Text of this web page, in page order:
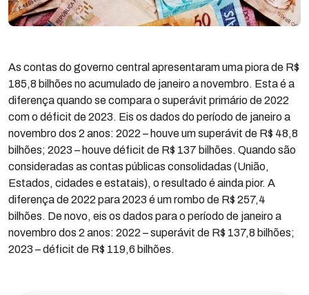
As contas do governo central apresentaram uma piora de R$
185,8 bilhões no acumulado de janeiro a novembro. Esta é a
diferença quando se compara o superávit primário de 2022
com o déficit de 2023. Eis os dados do período de janeiro a
novembro dos 2 anos: 2022 – houve um superávit de R$ 48,8
bilhões; 2023 – houve déficit de R$ 137 bilhões. Quando são
consideradas as contas públicas consolidadas (União,
Estados, cidades e estatais), o resultado é ainda pior. A
diferença de 2022 para 2023 é um rombo de R$ 257,4
bilhões. De novo, eis os dados para o período de janeiro a
novembro dos 2 anos: 2022 – superávit de R$ 137,8 bilhões;
2023 – déficit de R$ 119,6 bilhões.